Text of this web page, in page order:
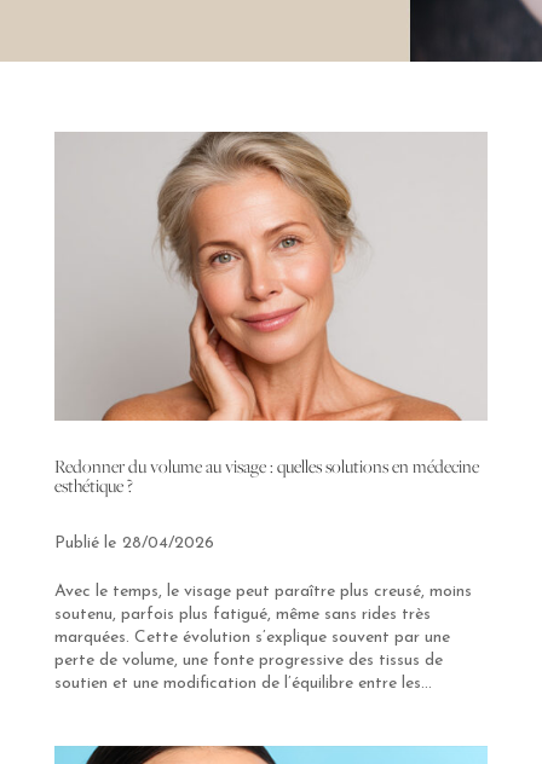
Redonner du volume au visage : quelles solutions en médecine
esthétique ?
28/04/2026
Avec le temps, le visage peut paraître plus creusé, moins
soutenu, parfois plus fatigué, même sans rides très
marquées. Cette évolution s’explique souvent par une
perte de volume, une fonte progressive des tissus de
soutien et une modification de l’équilibre entre les...